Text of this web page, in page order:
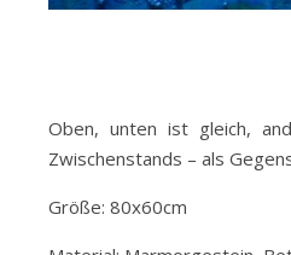
Oben, unten ist gleich,
Zwischenstands – als
Größe: 80x60cm